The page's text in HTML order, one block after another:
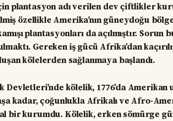
plantasyon adı verilen dev çiftlikler
özellikle Amerika’nın güneydoğu
plantasyonları da açılmıştır.
Gereken iş gücü Afrika’dan
kölelerden sağlanmaya başlandı.
kölelik, 1776’da Amerikan
kadar, çoğunlukla Afrikalı ve Afro-
bir kurumdu. Kölelik, erken sömürge